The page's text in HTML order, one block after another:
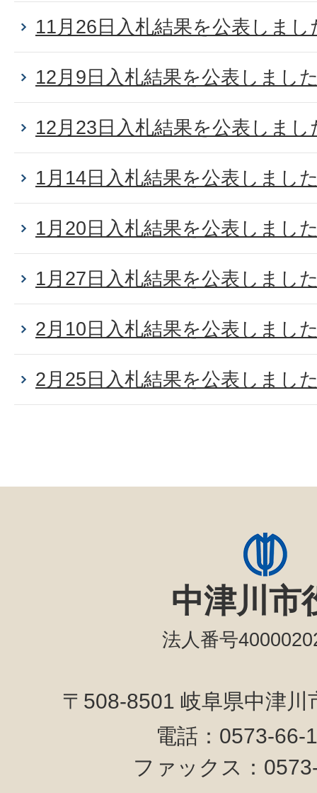
11月26日入札結果を公表しまし
12月9日入札結果を公表しまし
12月23日入札結果を公表しまし
1月14日入札結果を公表しまし
1月20日入札結果を公表しまし
1月27日入札結果を公表しまし
2月10日入札結果を公表しまし
2月25日入札結果を公表しまし
中津川市
法人番号
〒508-8501 岐阜県中津
電話：0573-
ファックス：